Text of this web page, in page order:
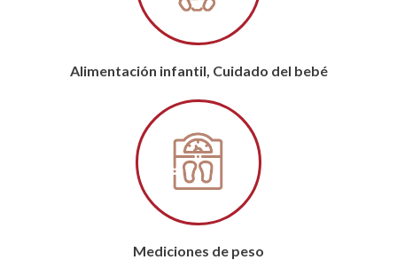
Alimentación infantil, Cuidado del bebé
Mediciones de peso